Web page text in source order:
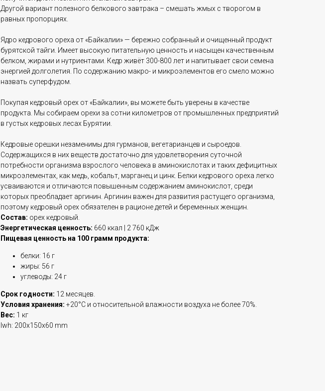
Другой вариант полезного белкового завтрака – смешать жмых с творогом в
равных пропорциях.
Ядро кедрового ореха от «Байкалии» — бережно собранный и очищенный продукт
бурятской тайги. Имеет высокую питательную ценность и насыщен качественным
белком, жирами и нутриентами. Кедр живёт 300-800 лет и напитывает свои семена
энергией долголетия. По содержанию макро- и микроэлементов его смело можно
назвать суперфудом.
Покупая кедровый орех от «Байкалии», вы можете быть уверены в качестве
продукта. Мы собираем орехи за сотни километров от промышленных предприятий
в густых кедровых лесах Бурятии.
Кедровые орешки незаменимы для гурманов, вегетарианцев и сыроедов.
Содержащихся в них веществ достаточно для удовлетворения суточной
потребности организма взрослого человека в аминокислотах и таких дефицитных
микроэлементах, как медь, кобальт, марганец и цинк. Белки кедрового ореха легко
усваиваются и отличаются повышенным содержанием аминокислот, среди
которых преобладает аргинин. Аргинин важен для развития растущего организма,
поэтому кедровый орех обязателен в рационе детей и беременных женщин.
Состав: орех кедровый.
Энергетическая ценность: 660 ккал | 2 760 кДж
Пищевая ценность на 100 грамм продукта:
белки: 16 г
жиры: 56 г
углеводы: 24 г
Срок годности: 12 месяцев.
Условия хранения: +20°С и относительной влажности воздуха не более 70%.
Вес: 1 кг
lwh: 200x150x60 mm